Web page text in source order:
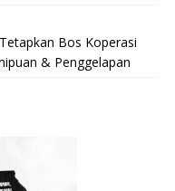
Bos Koperasi
& Penggelapan